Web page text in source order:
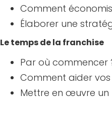
Comment
Élaborer une
Le temps de la franchise
Par où commencer
Comment aider
Mettre en œuvre un